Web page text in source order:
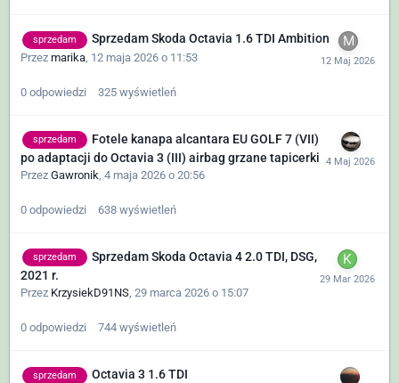
sprzedam Sprzedam Skoda Octavia 1.6 TDI Ambition
Przez marika 12 maja 2026 o 11:53
0 odpowiedzi 325 wyświetleń
sprzedam
Fotele kanapa alcantara EU GOLF 7 (VII)
po adaptacji do Octavia 3 (III) airbag grzane tapicerki
Przez Gawronik 4 maja 2026 o 20:56
0 odpowiedzi 638 wyświetleń
sprzedam
Sprzedam Skoda Octavia 4 2.0 TDI, DSG,
2021 r.
Przez KrzysiekD91NS, 29 marca 2026 o 15:07
0 odpowiedzi 744 wyświetleń
sprzedam Octavia 3 1.6 TDI